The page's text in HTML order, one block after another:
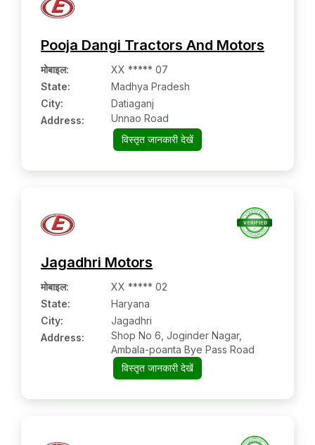
Pooja Dangi Tractors And Motors
मोबाइल:
XX ***** 07
State:
Madhya Pradesh
City:
Datiaganj
Address:
Unnao Road
विस्तृत जानकारी देखें
Jagadhri Motors
मोबाइल:
XX ***** 02
State:
Haryana
City:
Jagadhri
Address:
Shop No 6, Joginder Nagar,
Ambala-poanta Bye Pass Road
विस्तृत जानकारी देखें